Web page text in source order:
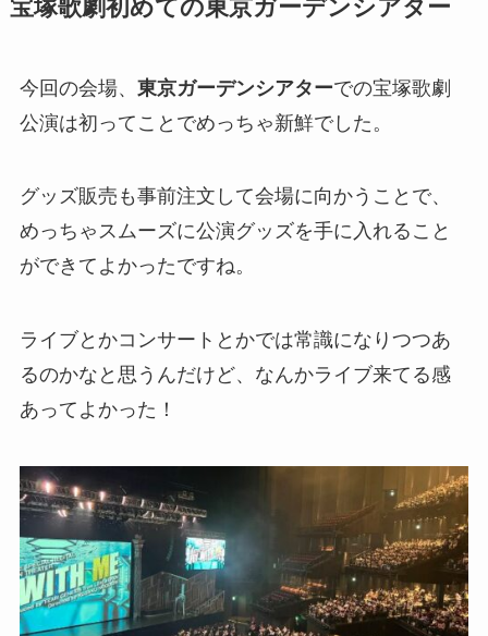
宝塚歌劇初めての東京ガーデンシアター
今回の会場、 東京ガーデンシアターでの宝塚歌劇
公演は初ってことでめっちゃ新鮮でした。
グッズ販売も事前注文して会場に向かうことで、
めっちゃスムーズに公演グッズを手に入れること
ができてよかったですね。
ライブとかコンサートとかでは常識になりつつあ
るのかなと思うんだけど、なんかライブ来てる感
あってよかった！